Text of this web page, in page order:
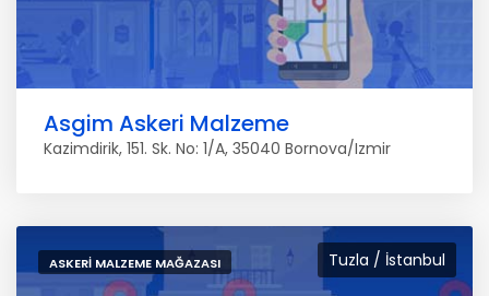
Asgim Askeri Malzeme
Kazimdirik, 151. Sk. No: 1/A, 35040 Bornova/Izmir
Tuzla / İstanbul
ASKERI MALZEME MAĞAZASI